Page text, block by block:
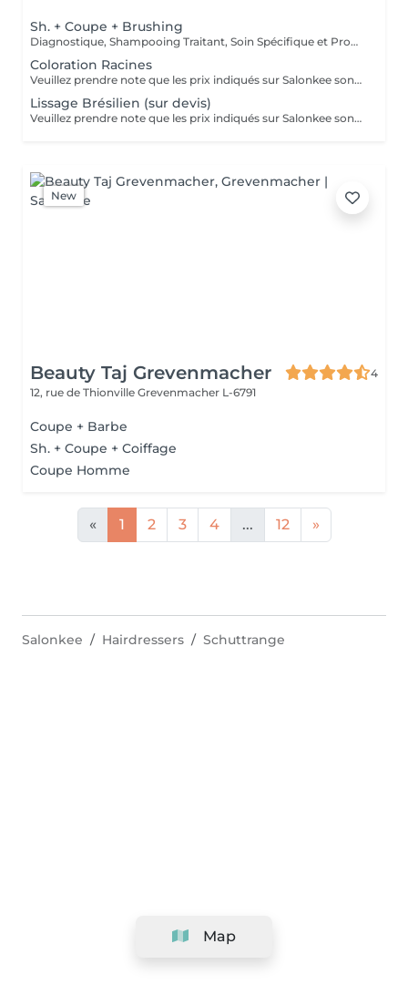
Sh. + Coupe + Brushing
Diagnostique, Shampooing Traitant, Soin Spécifique et Produits Coiffants inclus
Coloration Racines
Veuillez prendre note que les prix indiqués sur Salonkee sont communiqués à titre informatif et s'entendent de base. Ces derniers sont susceptibles de varier selon le diagnostic réalisé à votre arrivée au salon et l'expertise du professionnel à qui vous confiez votre beauté. Dans tous les cas, un devis précis vous sera proposé et toutes réalisations de prestations seront effectuées avec votre accord. Un grand merci d'avance pour votre compréhension. Au plaisir de vous recevoir très vite.
Lissage Brésilien (sur devis)
Veuillez prendre note que les prix indiqués sur Salonkee sont communiqués à titre informatif et s'entendent de base. Ces derniers sont susceptibles de varier selon le diagnostic réalisé à votre arrivée au salon et l'expertise du professionnel à qui vous confiez votre beauté. Dans tous les cas, un devis précis vous sera proposé et toutes réalisations de prestations seront effectuées avec votre accord. Un grand merci d'avance pour votre compréhension. Au plaisir de vous recevoir très vite.
New
Beauty Taj Grevenmacher
4
12, rue de Thionville Grevenmacher L-6791
Coupe + Barbe
Sh. + Coupe + Coiffage
Coupe Homme
« 1 2 3 4 ... 12 »
Map
Salonkee Hairdressers Schuttrange